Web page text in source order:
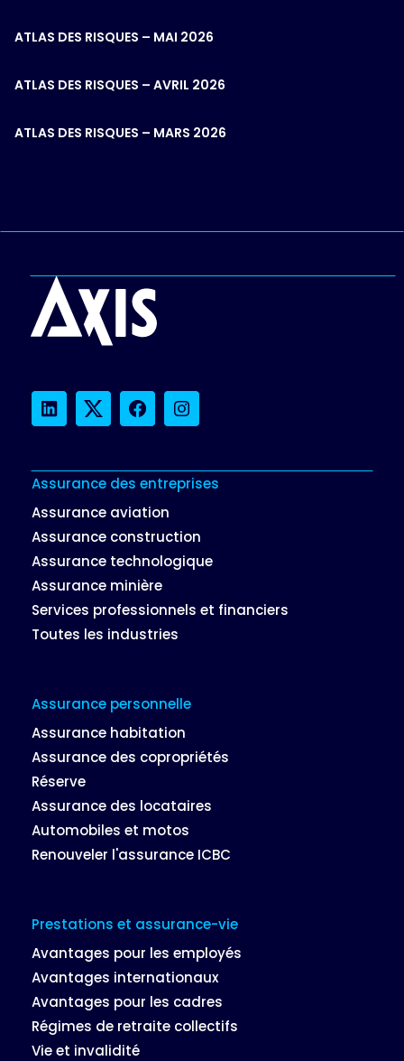
ATLAS DES RISQUES – MAI 2026
ATLAS DES RISQUES – AVRIL 2026
ATLAS DES RISQUES – MARS 2026
LinkedInTwitterFacebookInstagram
Assurance des entreprises
Assurance aviation
Assurance construction
Assurance technologique
Assurance minière
Services professionnels et financiers
Toutes les industries
Assurance personnelle
Assurance habitation
Assurance des copropriétés
Réserve
Assurance des locataires
Automobiles et motos
Renouveler l'assurance ICBC
Prestations et assurance-vie
Avantages pour les employés
Avantages internationaux
Avantages pour les cadres
Régimes de retraite collectifs
Vie et invalidité